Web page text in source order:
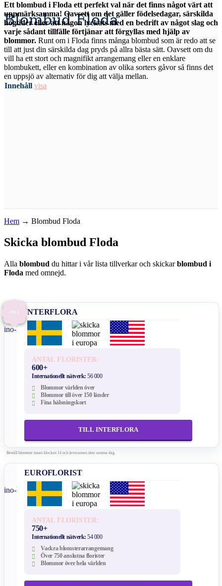
Blombud Floda
Ett blombud i Floda ett perfekt val när det finns något värt att
uppmärksamma! Oavsett om det gäller födelsedagar, särskilda
högtider eller att någon lyckats med en bedrift av något slag och
varje sådant tillfälle förtjänar att förgyllas med hjälp av
blommor.
till att just din särskilda dag pryds på allra bästa sätt. Oavsett om du
vill ha ett stort och magnifikt arrangemang eller en enklare
blombukett, eller en kombination av olika sorters gåvor så finns det
en uppsjö av alternativ för dig att välja mellan.
Innehåll visa
Hem → Blombud Floda
Skicka blombud Floda
Alla blombud du hittar i vår lista tillverkar och skickarblombud i
Floda med omnejd.
NR 1 INTERFLORA
ANTAL FLORISTER:
600+
Internationellt nätverk:56 000
Blommor världen över
Blommor till över 150 länder
Fina hälsningskort
TILL INTERFLORA
Beställ blommor innan klockan 14 och leveransen sker samma dag.
EUROFLORIST
ANTAL FLORISTER:
750+
Internationellt nätverk:54 000
Vackra blomsterarrangemang
Över 750 anslutna florister
Blommor över hela världen